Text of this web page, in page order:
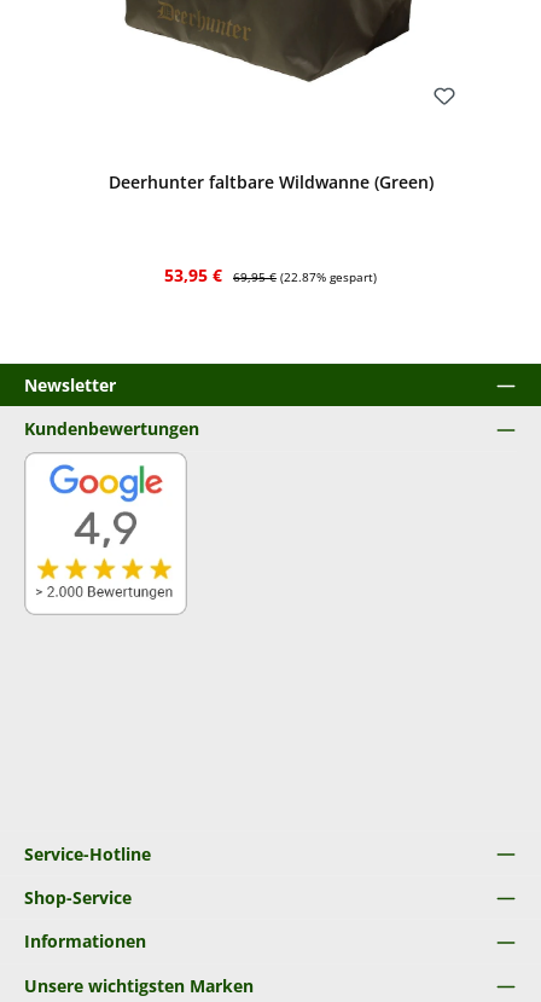
Deerhunter faltbare Wildwanne (Green)
Verkaufspreis:
53,95 € Regulärer Preis:
69,95 € (22.87% gespart)
Newsletter
Service-Hotline
Shop-Service
Informationen
Unsere wichtigsten Marken
Kundenbewertungen